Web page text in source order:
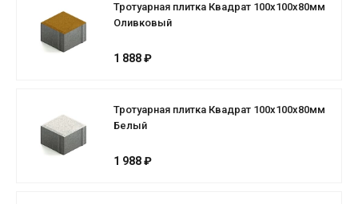
Тротуарная плитка Квадрат 100х100х80мм
Оливковый
1 888 ₽
Тротуарная плитка Квадрат 100х100х80мм
Белый
1 988 ₽